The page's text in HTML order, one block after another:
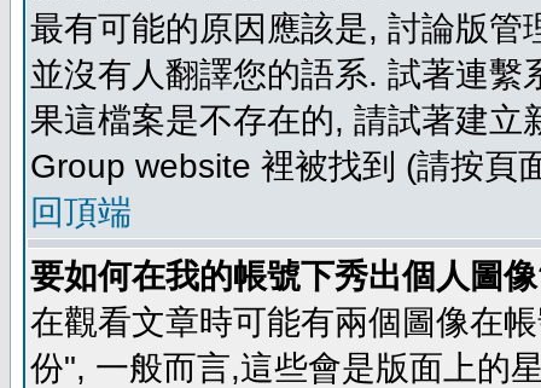
最有可能的原因應該是, 討論版
並沒有人翻譯您的語系. 試著連
果這檔案是不存在的, 請試著建
Group website 裡被找到 (請按頁
回頂端
要如何在我的帳號下秀出個人圖
在觀看文章時可能有兩個圖像在
份", 一般而言,這些會是版面上的